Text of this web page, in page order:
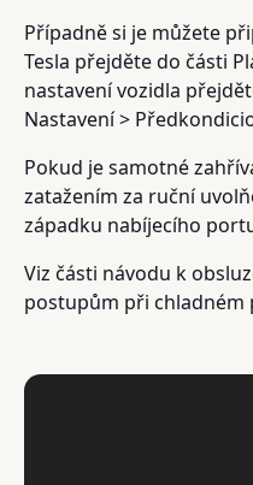
Případně si je můžete
Tesla přejděte do části
nastavení vozidla
Nastavení >
Pokud je samotné
zatažením za ruční
západku nabíjecího
Viz části návodu k
postupům při chladném